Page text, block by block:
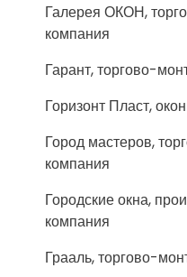
Галерея ОКОН,
компания
Гарант, торгово-
Горизонт Пласт,
Город мастеров,
компания
Городские окна,
компания
Грааль, торгово-